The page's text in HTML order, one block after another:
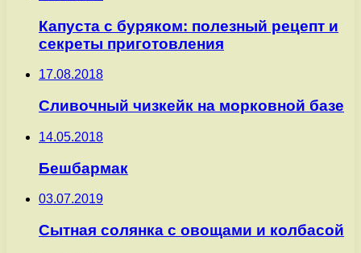
Капуста с буряком: полезный рецепт и
секреты приготовления
17.08.2018
Сливочный чизкейк на морковной базе
14.05.2018
Бешбармак
03.07.2019
Сытная солянка с овощами и колбасой